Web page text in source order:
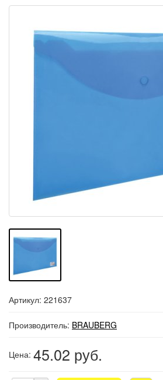
Артикул: 221637
Производитель: BRAUBERG
Цена: 45.02 руб.